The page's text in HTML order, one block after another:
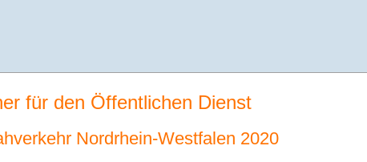
für den Öffentlichen Dienst
Nordrhein-Westfalen 2020